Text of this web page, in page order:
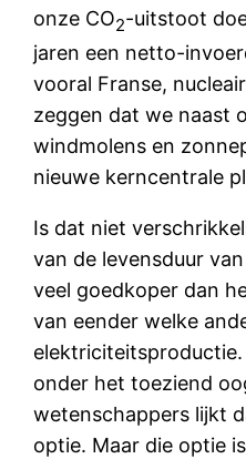
onze CO2-uitstoot
jaren een netto-
vooral Franse,
zeggen dat we naast
windmolens en
nieuwe kerncentrale
Is dat niet
van de levensduur
veel goedkoper dan
van eender welke
onder het toeziend
wetenschappers lijkt
optie. Maar die optie